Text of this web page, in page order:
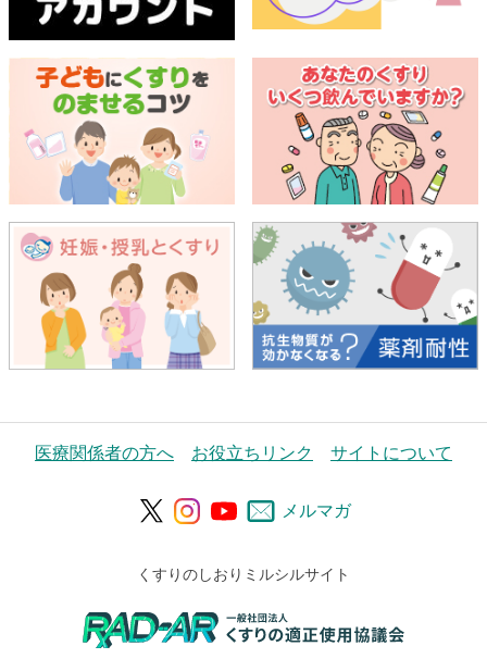
医療関係者の方へ お役立ちリンク サイトについて
メルマガ
くすりのしおりミルシルサイト